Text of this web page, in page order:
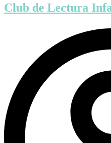
Club de Lectura